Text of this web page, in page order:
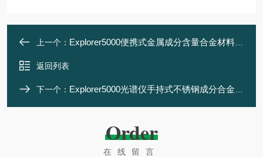
上一个： Explorer5000便携式金属成分含量合金材料检测仪
返回列表
下一个： Explorer5000光谱仪手持式不锈钢成分合金材料检测仪
Order
在线留言